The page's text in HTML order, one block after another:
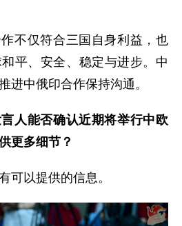
不仅符合三国自身利益，也
平、安全、稳定与进步。中
进中俄印合作保持沟通。
人能否确认近期将举行中欧
更多细节？
可以提供的信息。